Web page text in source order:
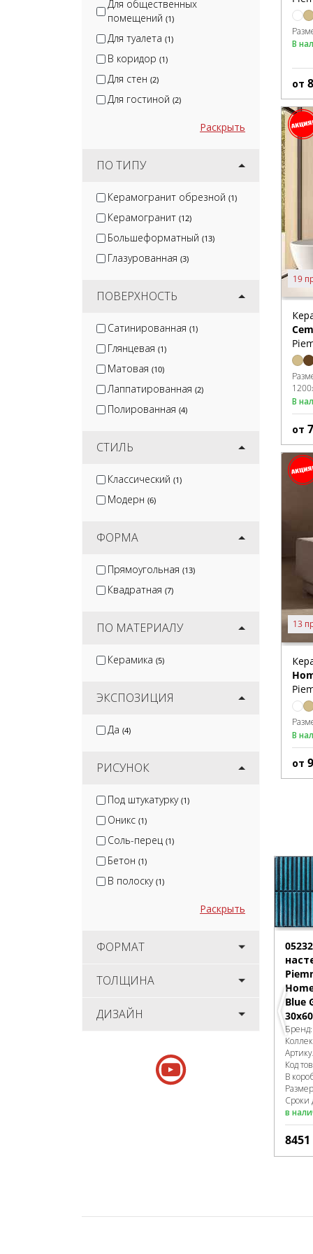
Для общественных
помещений (1)
Для туалета (1)
В коридор (1)
Для стен (2)
Для гостиной (2)
Раскрыть
ПО ТИПУ
Керамогранит обрезной (1)
Керамогранит (12)
Большеформатный (13)
Глазурованная (3)
ПОВЕРХНОСТЬ
Сатинированная (1)
Глянцевая (1)
Матовая (10)
Лаппатированная (2)
Полированная (4)
СТИЛЬ
Классический (1)
Модерн (6)
ФОРМА
Прямоугольная (13)
Квадратная (7)
ПО МАТЕРИАЛУ
Керамика (5)
ЭКСПОЗИЦИЯ
Да (4)
РИСУНОК
Под штукатурку (1)
Оникс (1)
Соль-перец (1)
Бетон (1)
В полоску (1)
Раскрыть
ФОРМАТ
ТОЛЩИНА
ДИЗАЙН
В
от
19
В
от
13
В
от
Blue
30x60
Бренд:
Код
В
Сроки
в
8451